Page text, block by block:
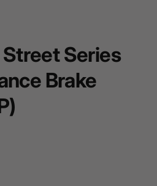
Series
Brake